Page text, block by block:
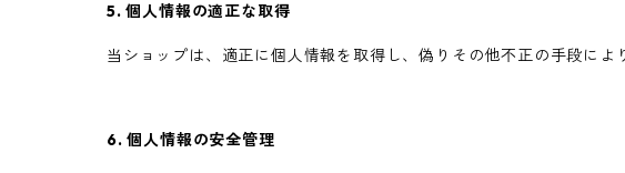
5. 個人情報の適正な取得
当ショップは、適正に個人情報を取得し、偽りその他不正の手段によ
6. 個人情報の安全管理